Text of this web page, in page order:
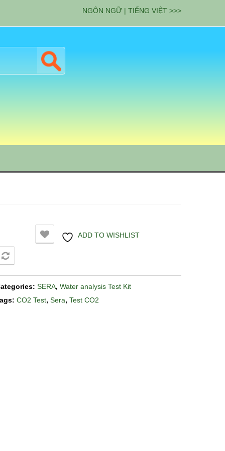
NGÔN NGỮ | TIẾNG VIỆT >>>
ADD TO WISHLIST
SERA, Water analysis Test Kit
CO2 Test, Sera, Test CO2